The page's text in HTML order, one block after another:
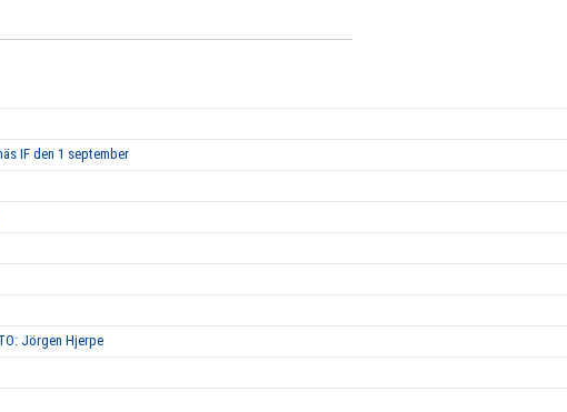
IF den 1 september
Jörgen Hjerpe